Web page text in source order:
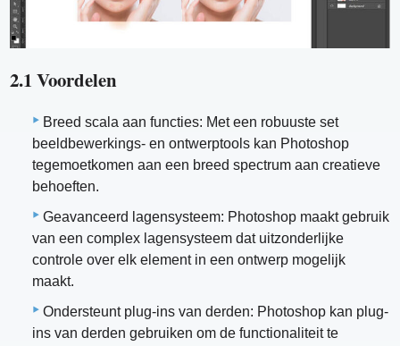
2.1 Voordelen
Breed scala aan functies: Met een robuuste set
beeldbewerkings- en ontwerptools kan Photoshop
tegemoetkomen aan een breed spectrum aan creatieve
behoeften.
Geavanceerd lagensysteem: Photoshop maakt gebruik
van een complex lagensysteem dat uitzonderlijke
controle over elk element in een ontwerp mogelijk
maakt.
Ondersteunt plug-ins van derden: Photoshop kan plug-
ins van derden gebruiken om de functionaliteit te